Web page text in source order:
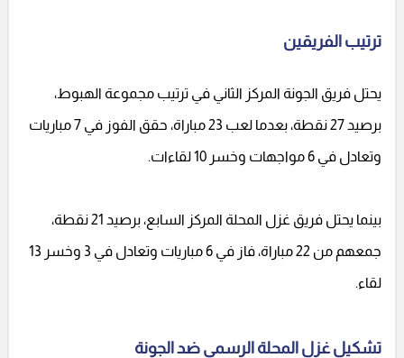
ترتيب الفريقين
يحتل فريق الجونة المركز الثاني في ترتيب مجموعة الهبوط،
برصيد 27 نقطة، بعدما لعب 23 مباراة، حقق الفوز في 7 مباريات
وتعادل في 6 مواجهات وخسر 10 لقاءات.
بينما يحتل فريق غزل المحلة المركز السابع، برصيد 21 نقطة،
جمعهم من 22 مباراة، فاز في 6 مباريات وتعادل في 3 وخسر 13
لقاء.
تشكيل غزل المحلة الرسمي ضد الجونة